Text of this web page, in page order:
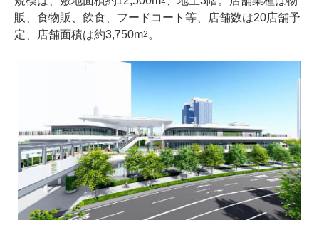
販、食物販、飲食、フードコート等、店舗数は20店舗予
定、店舗面積は約3,750m2 。